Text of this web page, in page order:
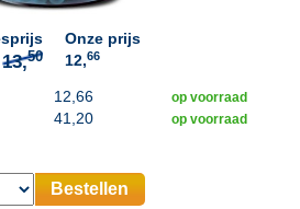
Onze prijs
12,66
12,66 op voorraad
41,20 op voorraad
Bestellen